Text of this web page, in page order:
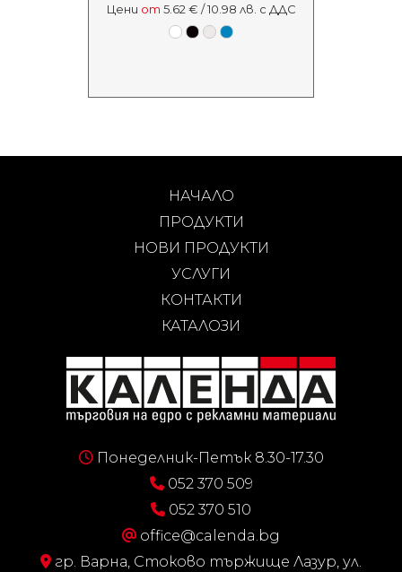
Цени от 5.62 € / 10.98 лв. с ДДС
НАЧАЛО
ПРОДУКТИ
НОВИ ПРОДУКТИ
УСЛУГИ
КОНТАКТИ
КАТАЛОЗИ
Понеделник-Петък 8.30-17.30
052 370 509
052 370 510
office@calenda.bg
гр. Варна, Стоково тържище Лазур, ул.